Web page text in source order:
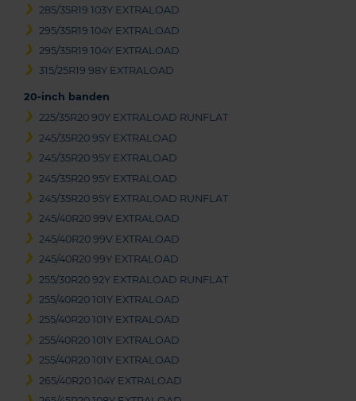
285/35R19 103Y EXTRALOAD
295/35R19 104Y EXTRALOAD
295/35R19 104Y EXTRALOAD
315/25R19 98Y EXTRALOAD
20-inch banden
225/35R20 90Y EXTRALOAD RUNFLAT
245/35R20 95Y EXTRALOAD
245/35R20 95Y EXTRALOAD
245/35R20 95Y EXTRALOAD
245/35R20 95Y EXTRALOAD RUNFLAT
245/40R20 99V EXTRALOAD
245/40R20 99V EXTRALOAD
245/40R20 99Y EXTRALOAD
255/30R20 92Y EXTRALOAD RUNFLAT
255/40R20 101Y EXTRALOAD
255/40R20 101Y EXTRALOAD
255/40R20 101Y EXTRALOAD
255/40R20 101Y EXTRALOAD
265/40R20 104Y EXTRALOAD